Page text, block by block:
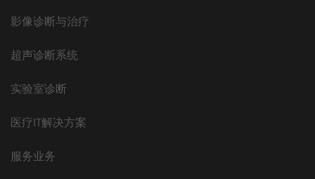
影像诊断与治疗
超声诊断系统
实验室诊断
医疗IT解决方案
服务业务